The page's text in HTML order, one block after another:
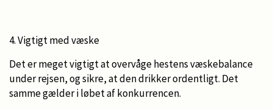
4. Vigtigt med væske
Det er meget vigtigt at overvåge hestens væskebalance
under rejsen, og sikre, at den drikker ordentligt. Det
samme gælder i løbet af konkurrencen.